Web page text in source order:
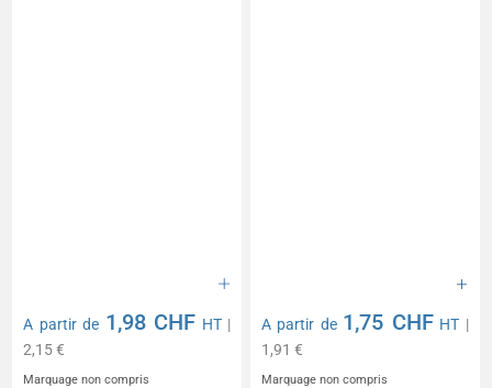
A partir de 1,98 CHF HT|
2,15 €
Marquage non compris
A partir de 1,75 CHF HT |
1,91 €
Marquage non compris